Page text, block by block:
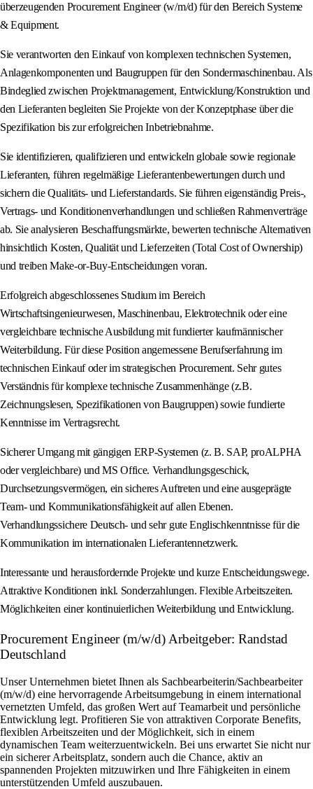
überzeugenden Procurement Engineer (w/m/d) für den Bereich Systeme
& Equipment.
Sie verantworten den Einkauf von komplexen technischen Systemen,
Anlagenkomponenten und Baugruppen für den Sondermaschinenbau. Als
Bindeglied zwischen Projektmanagement, Entwicklung/Konstruktion und
den Lieferanten begleiten Sie Projekte von der Konzeptphase über die
Spezifikation bis zur erfolgreichen Inbetriebnahme.
Sie identifizieren, qualifizieren und entwickeln globale sowie regionale
Lieferanten, führen regelmäßige Lieferantenbewertungen durch und
sichern die Qualitäts- und Lieferstandards. Sie führen eigenständig Preis-,
Vertrags- und Konditionenverhandlungen und schließen Rahmenverträge
ab. Sie analysieren Beschaffungsmärkte, bewerten technische Alternativen
hinsichtlich Kosten, Qualität und Lieferzeiten (Total Cost of Ownership)
und treiben Make-or-Buy-Entscheidungen voran.
Erfolgreich abgeschlossenes Studium im Bereich
Wirtschaftsingenieurwesen, Maschinenbau, Elektrotechnik oder eine
vergleichbare technische Ausbildung mit fundierter kaufmännischer
Weiterbildung. Für diese Position angemessene Berufserfahrung im
technischen Einkauf oder im strategischen Procurement. Sehr gutes
Verständnis für komplexe technische Zusammenhänge (z.B.
Zeichnungslesen, Spezifikationen von Baugruppen) sowie fundierte
Kenntnisse im Vertragsrecht.
Sicherer Umgang mit gängigen ERP-Systemen (z. B. SAP, proALPHA
oder vergleichbare) und MS Office. Verhandlungsgeschick,
Durchsetzungsvermögen, ein sicheres Auftreten und eine ausgeprägte
Team- und Kommunikationsfähigkeit auf allen Ebenen.
Verhandlungssichere Deutsch- und sehr gute Englischkenntnisse für die
Kommunikation im internationalen Lieferantennetzwerk.
Interessante und herausfordernde Projekte und kurze Entscheidungswege.
Attraktive Konditionen inkl. Sonderzahlungen. Flexible Arbeitszeiten.
Möglichkeiten einer kontinuierlichen Weiterbildung und Entwicklung.
Procurement Engineer (m/w/d) Arbeitgeber: Randstad
Deutschland
Unser Unternehmen bietet Ihnen als Sachbearbeiterin/Sachbearbeiter
(m/w/d) eine hervorragende Arbeitsumgebung in einem international
vernetzten Umfeld, das großen Wert auf Teamarbeit und persönliche
Entwicklung legt. Profitieren Sie von attraktiven Corporate Benefits,
flexiblen Arbeitszeiten und der Möglichkeit, sich in einem
dynamischen Team weiterzuentwickeln. Bei uns erwartet Sie nicht nur
ein sicherer Arbeitsplatz, sondern auch die Chance, aktiv an
spannenden Projekten mitzuwirken und Ihre Fähigkeiten in einem
unterstützenden Umfeld auszubauen.